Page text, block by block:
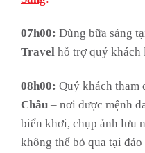
07h00: Dùng bữa sáng
Travel hỗ trợ quý khách
08h00: Quý khách tham
Châu – nơi được mệnh
biển khơi, chụp ảnh lưu
không thể bỏ qua tại